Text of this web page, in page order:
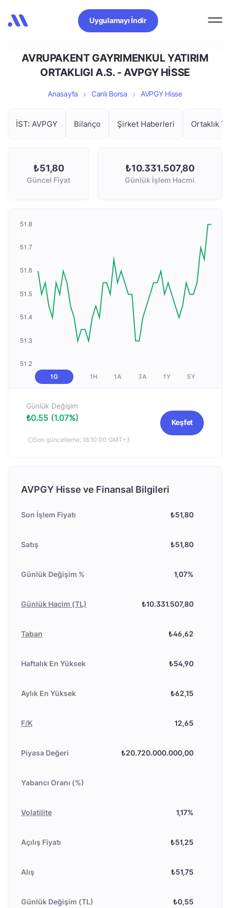
Uygulamayı İndir
AVRUPAKENT GAYRIMENKUL YATIRIM
ORTAKLIGI A.S. - AVPGY HİSSE
Anasayfa Canlı Borsa AVPGY Hisse
İST: AVPGY Bilanço Şirket Haberleri Ortaklık
₺51,80
Güncel Fiyat
₺10.331.507,80
Günlük İşlem Hacmi
1G 1H 1A 3A 1Y 5Y
Günlük Değişim
₺0.55 (1.07%)
Son güncelleme: 18:10:00 GMT+3
Keşfet
AVPGY Hisse ve Finansal Bilgileri
Son İşlem Fiyatı ₺51,80
Satış ₺51,80
Günlük Değişim % 1,07%
Günlük Hacim (TL) ₺10.331.507,80
Taban ₺46,62
Haftalık En Yüksek ₺54,90
Aylık En Yüksek ₺62,15
F/K 12,65
Piyasa Değeri ₺20.720.000.000,00
Yabancı Oranı (%)
Volatilite 1,17%
Açılış Fiyatı ₺51,25
Alış ₺51,75
Günlük Değişim (TL) ₺0,55